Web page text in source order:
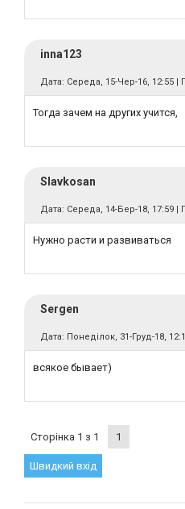
inna123
Дата: Середа, 15-Чер-16, 12:55 |
Тогда зачем на других учится,
Slavkosan
Дата: Середа, 14-Бер-18, 17:59 |
Нужно расти и развиваться
Sergen
Дата: Понеділок, 31-Груд-18,
всякое бывает)
Сторінка 1 з 1 1